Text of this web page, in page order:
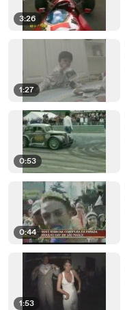
3:26
1:27
0:53
0:44
1:53